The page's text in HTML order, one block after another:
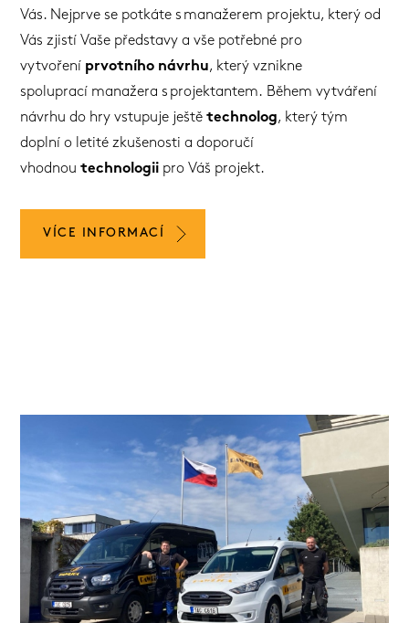
Vás. Nejprve se potkáte s manažerem projektu, který od
Vás zjistí Vaše představy a vše potřebné pro
vytvoření prvotního návrhu, který vznikne
spoluprací manažera s projektantem. Během vytváření
návrhu do hry vstupuje ještětechnolog, který tým
doplní o letité zkušenosti a doporučí
vhodnoutechnologii pro Váš projekt.
VÍCE INFORMACÍ